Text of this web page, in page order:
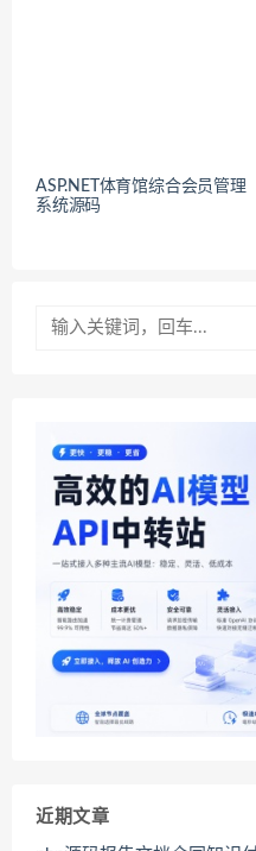
ASP.NET体育馆综合会员管理
系统源码
近期文章